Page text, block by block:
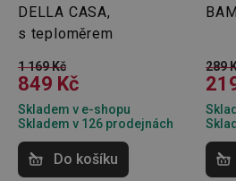
DELLA CASA,
s teploměrem
1 169 Kč
849 Kč
Skladem v e-shopu
Skladem v 126 prodejnách
Do košíku
289